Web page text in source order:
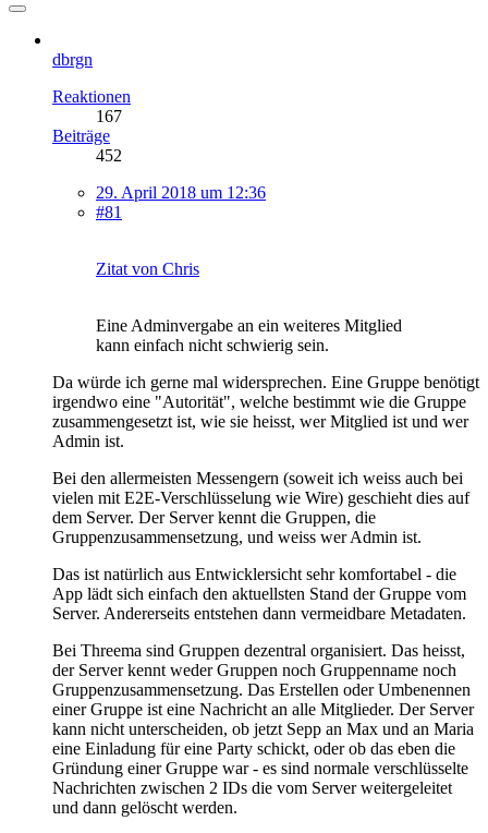
dbrgn
Reaktionen
167
Beiträge
452
29. April 2018 um 12:36
#81
Zitat von Chris
Eine Adminvergabe an ein weiteres Mitglied
kann einfach nicht schwierig sein.
Da würde ich gerne mal widersprechen. Eine Gruppe benötigt
irgendwo eine "Autorität", welche bestimmt wie die Gruppe
zusammengesetzt ist, wie sie heisst, wer Mitglied ist und wer
Admin ist.
Bei den allermeisten Messengern (soweit ich weiss auch bei
vielen mit E2E-Verschlüsselung wie Wire) geschieht dies auf
dem Server. Der Server kennt die Gruppen, die
Gruppenzusammensetzung, und weiss wer Admin ist.
Das ist natürlich aus Entwicklersicht sehr komfortabel - die
App lädt sich einfach den aktuellsten Stand der Gruppe vom
Server. Andererseits entstehen dann vermeidbare Metadaten.
Bei Threema sind Gruppen dezentral organisiert. Das heisst,
der Server kennt weder Gruppen noch Gruppenname noch
Gruppenzusammensetzung. Das Erstellen oder Umbenennen
einer Gruppe ist eine Nachricht an alle Mitglieder. Der Server
kann nicht unterscheiden, ob jetzt Sepp an Max und an Maria
eine Einladung für eine Party schickt, oder ob das eben die
Gründung einer Gruppe war - es sind normale verschlüsselte
Nachrichten zwischen 2 IDs die vom Server weitergeleitet
und dann gelöscht werden.